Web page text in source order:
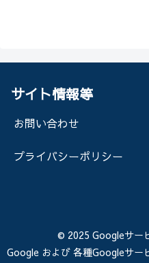
サイト情報等
お問い合わせ
プライバシーポリシー
© 2025 Googleサー
Google および 各種Googleサー